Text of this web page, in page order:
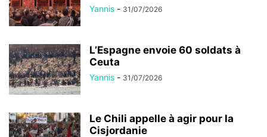
Yannis - 31/07/2026
L’Espagne envoie 60 soldats à
Ceuta
Yannis - 31/07/2026
Le Chili appelle à agir pour la
Cisjordanie